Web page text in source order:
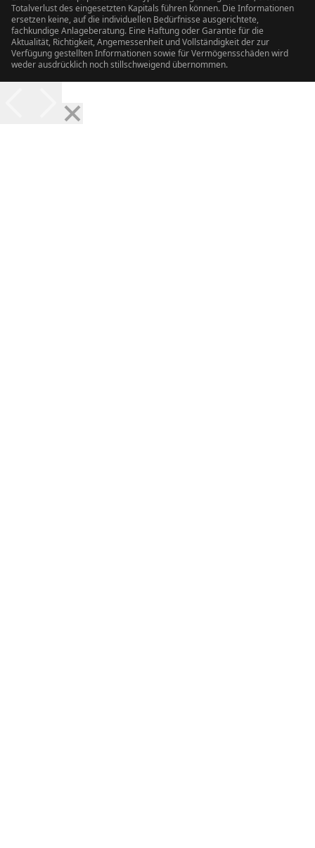
Totalverlust des eingesetzten Kapitals führen können. Die Informationen
ersetzen keine, auf die individuellen Bedürfnisse ausgerichtete,
fachkundige Anlageberatung. Eine Haftung oder Garantie für die
Aktualität, Richtigkeit, Angemessenheit und Vollständigkeit der zur
Verfügung gestellten Informationen sowie für Vermögensschäden wird
weder ausdrücklich noch stillschweigend übernommen.